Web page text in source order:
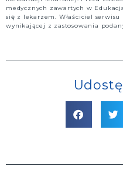
medycznych zawartych w
się z lekarzem. Właściciel
wynikającej z zastosowania